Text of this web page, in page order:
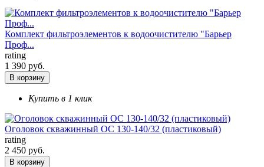
Комплект фильтроэлементов к водоочистителю "Барьер
Проф...
rating
1 390 руб.
В корзину
Купить в 1 клик
Оголовок скважинный ОС 130-140/32 (пластиковый)
rating
2 450 руб.
В корзину